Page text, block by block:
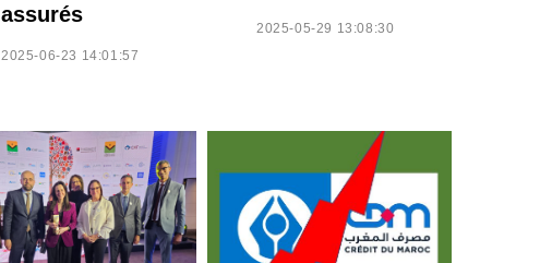
assurés
2025-06-23 14:01:57
2025-05-29 13:08:30